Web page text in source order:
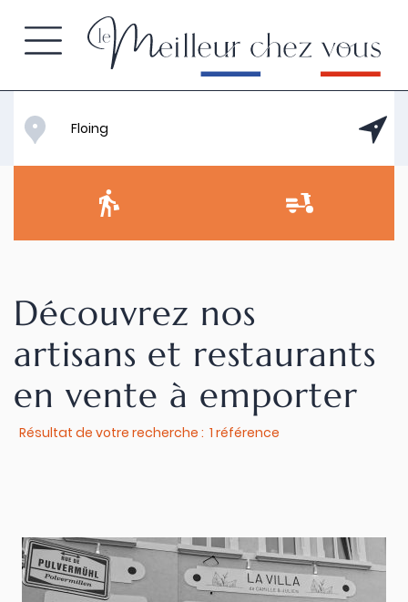
Découvrez nos
artisans et restaurants
en vente à emporter
Résultat de votre recherche : 1 référence